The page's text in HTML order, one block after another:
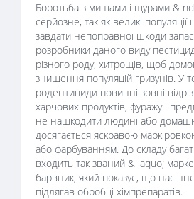
Боротьба з мишами і щурами &
серйозне, так як великі популяції
завдати непоправної шкоди
розробники даного виду
різного роду, хитрощів, щоб
знищення популяцій гризунів. У
родентициди повинні зовні
харчових продуктів, фуражу і
не нашкодити людині або
досягається яскравою
або фарбуванням. До складу
входить так званий & laquo;
барвник, який показує, що
підлягав обробці хімпрепаратів.